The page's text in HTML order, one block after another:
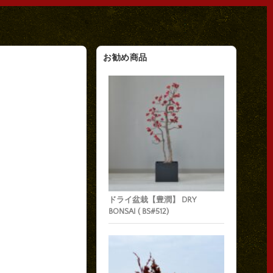
お勧め商品
ドライ盆栽【豊潤】 DRY
BONSAI ( BS#512)